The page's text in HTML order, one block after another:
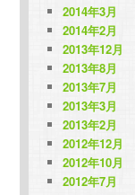
2014年3月
2014年2月
2013年12月
2013年8月
2013年7月
2013年3月
2013年2月
2012年12月
2012年10月
2012年7月